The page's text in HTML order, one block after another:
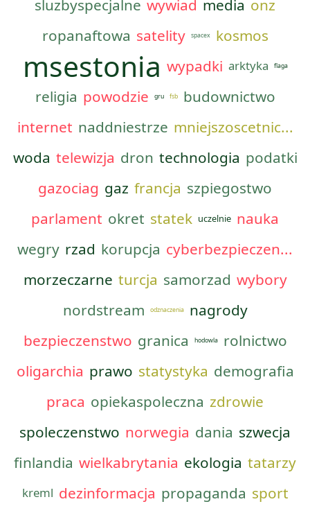
sluzbyspecjalne wywiad media onz
ropanaftowa satelity spacex kosmos
msestonia wypadki arktyka flaga
religia powodzie gru fsb
budownictwo
internet naddniestrze mniejszoscetnic...
woda telewizja dron technologia podatki
gazociag gaz francja szpiegostwo
parlament okret statek uczelnie nauka
wegry rzad korupcja cyberbezpieczen...
morzeczarne turcja samorzad wybory
nordstream
odznaczenia
nagrody
bezpieczenstwo granica hodowla
rolnictwo
oligarchia prawo statystyka demografia
praca opiekaspoleczna zdrowie
spoleczenstwo norwegia dania szwecja
finlandia wielkabrytania ekologia tatarzy
kreml dezinformacja propaganda sport